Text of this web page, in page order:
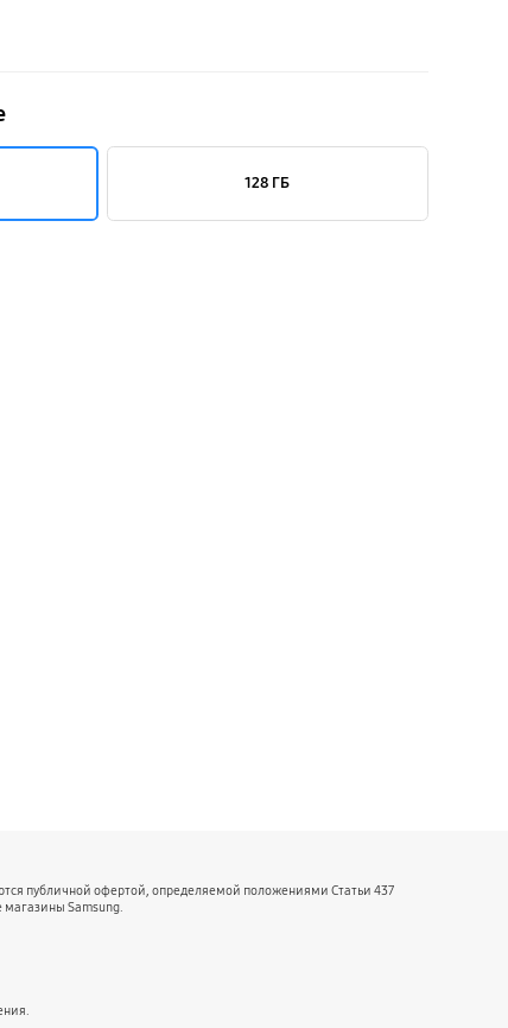
128 ГБ
публичной офертой, определяемой положениями Статьи 437
Samsung.